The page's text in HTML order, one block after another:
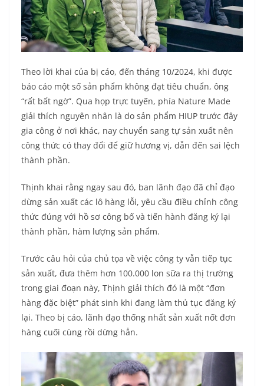
Theo lời khai của bị cáo, đến tháng 10/2024, khi được
báo cáo một số sản phẩm không đạt tiêu chuẩn, ông
“rất bất ngờ”. Qua họp trực tuyến, phía Nature Made
giải thích nguyên nhân là do sản phẩm HIUP trước đây
gia công ở nơi khác, nay chuyển sang tự sản xuất nên
công thức có thay đổi để giữ hương vị, dẫn đến sai lệch
thành phần.
Thịnh khai rằng ngay sau đó, ban lãnh đạo đã chỉ đạo
dừng sản xuất các lô hàng lỗi, yêu cầu điều chỉnh công
thức đúng với hồ sơ công bố và tiến hành đăng ký lại
thành phần, hàm lượng sản phẩm.
Trước câu hỏi của chủ tọa về việc công ty vẫn tiếp tục
sản xuất, đưa thêm hơn 100.000 lon sữa ra thị trường
trong giai đoạn này, Thịnh giải thích đó là một “đơn
hàng đặc biệt” phát sinh khi đang làm thủ tục đăng ký
lại. Theo bị cáo, lãnh đạo thống nhất sản xuất nốt đơn
hàng cuối cùng rồi dừng hẳn.